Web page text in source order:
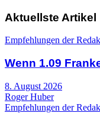
Aktuellste Artikel
Empfehlungen der
Wenn 1.09
8. August 2026
Roger Huber
Empfehlungen der